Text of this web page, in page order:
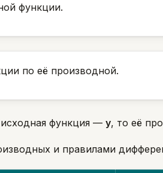
функции.
по её производной.
исходная функция — y, то её
и правилами